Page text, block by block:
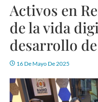
Activos en
de la vida
desarrollo
16 De Mayo De 2025